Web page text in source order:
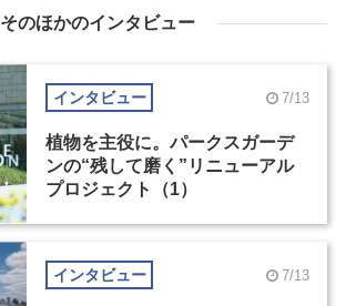
そのほかのインタビュー
インタビュー 7/13
植物を主役に。パークスガーデ
ンの“残して磨く”リニューアル
プロジェクト（1）
インタビュー 7/13